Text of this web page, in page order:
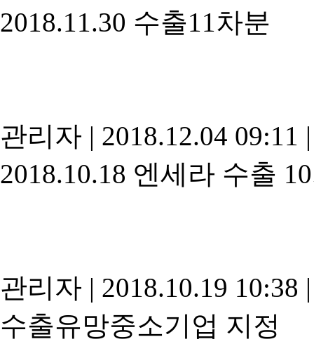
2018.11.30 수출11차분
관리자 | 2018.12.04 09:11 |
2018.10.18 엔세라 수출
관리자 | 2018.10.19 10:38 |
수출유망중소기업 지정